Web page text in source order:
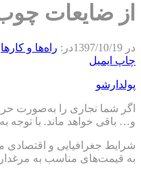
از ضایعات
در 1397/10/19در: راه‌ها و كارها
چاپ ایمیل
پولدارشو
اگر شما نجاری را به‌صورت
و… باقی خواهد ماند. با
شرایط جغرافیایی و اقتصادی
به قیمت‌های مناسب به